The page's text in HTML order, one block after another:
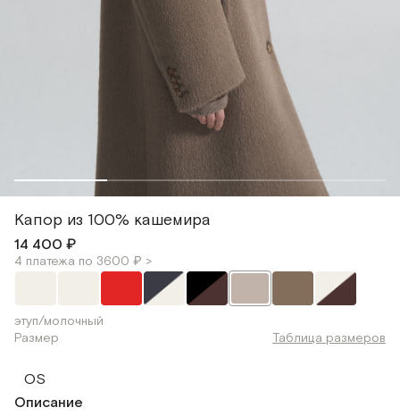
Капор из 100% кашемира
14 400 ₽
4 платежа по 3600 ₽ >
этуп/молочный
Размер
Таблица размеров
OS
Описание